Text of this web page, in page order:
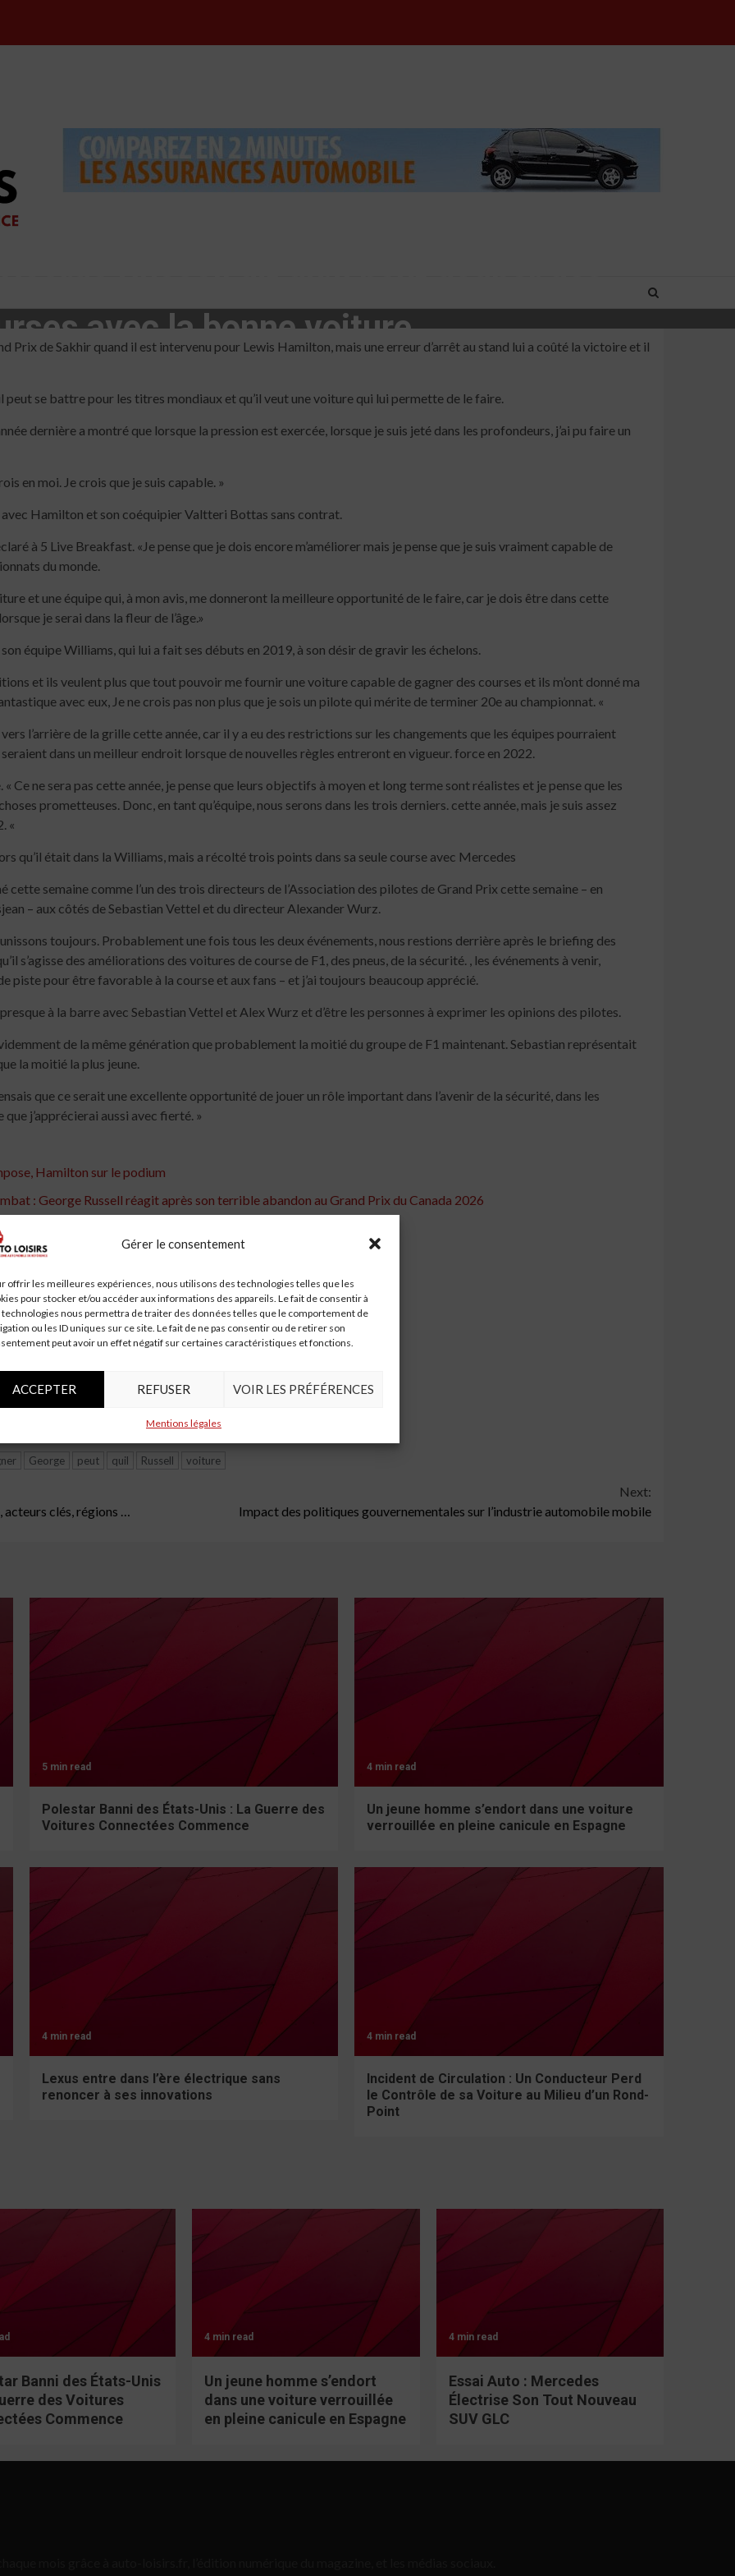
Gérer le consentement
offrir les meilleures expériences, nous utilisons des technologies telles que les
pour stocker et/ou accéder aux informations des appareils. Le fait de consentir à
technologies nous permettra de traiter des données telles que le comportement de
ou les ID uniques sur ce site. Le fait de ne pas consentir ou de retirer son
peut avoir un effet négatif sur certaines caractéristiques et fonctions.
ACCEPTER REFUSER VOIR LES PRÉFÉRENCES
Mentions légales
avec la bonne voiture
Prix de Sakhir quand il est intervenu pour Lewis Hamilton, mais une erreur d’arrêt au stand lui a coûté la victoire et il
peut se battre pour les titres mondiaux et qu’il veut une voiture qui lui permette de le faire.
dernière a montré que lorsque la pression est exercée, lorsque je suis jeté dans les profondeurs, j’ai pu faire un
en moi. Je crois que je suis capable. »
Hamilton et son coéquipier Valtteri Bottas sans contrat.
à 5 Live Breakfast. «Je pense que je dois encore m’améliorer mais je pense que je suis vraiment capable de
du monde.
et une équipe qui, à mon avis, me donneront la meilleure opportunité de le faire, car je dois être dans cette
je serai dans la fleur de l’âge.»
son équipe Williams, qui lui a fait ses débuts en 2019, à son désir de gravir les échelons.
et ils veulent plus que tout pouvoir me fournir une voiture capable de gagner des courses et ils m’ont donné ma
avec eux, Je ne crois pas non plus que je sois un pilote qui mérite de terminer 20e au championnat. «
l’arrière de la grille cette année, car il y a eu des restrictions sur les changements que les équipes pourraient
dans un meilleur endroit lorsque de nouvelles règles entreront en vigueur. force en 2022.
Ce ne sera pas cette année, je pense que leurs objectifs à moyen et long terme sont réalistes et je pense que les
prometteuses. Donc, en tant qu’équipe, nous serons dans les trois derniers. cette année, mais je suis assez
«
qu’il était dans la Williams, mais a récolté trois points dans sa seule course avec Mercedes
cette semaine comme l’un des trois directeurs de l’Association des pilotes de Grand Prix cette semaine – en
– aux côtés de Sebastian Vettel et du directeur Alexander Wurz.
toujours. Probablement une fois tous les deux événements, nous restions derrière après le briefing des
s’agisse des améliorations des voitures de course de F1, des pneus, de la sécurité. , les événements à venir,
pour être favorable à la course et aux fans – et j’ai toujours beaucoup apprécié.
à la barre avec Sebastian Vettel et Alex Wurz et d’être les personnes à exprimer les opinions des pilotes.
de la même génération que probablement la moitié du groupe de F1 maintenant. Sebastian représentait
la moitié la plus jeune.
que ce serait une excellente opportunité de jouer un rôle important dans l’avenir de la sécurité, dans les
j’apprécierai aussi avec fierté. »
Hamilton sur le podium
: George Russell réagit après son terrible abandon au Grand Prix du Canada 2026
est en pleine forme"
de Russell est entré dans la "meilleure voiture sèche" de l'équipe
le Ton
Qualifications
sa demande de voiture noire pour la saison 2022 | F1 ...
de sa Voiture en F1 2025
menace de Ferrari
- Révélations de George Russell
George peut quil Russell voiture
clés, régions …
Next:
Impact des politiques gouvernementales sur l’industrie automobile mobile
5 min read
Polestar Banni des États-Unis : La Guerre des
Voitures Connectées Commence
4 min read
Un jeune homme s’endort dans une voiture
verrouillée en pleine canicule en Espagne
4 min read
Lexus entre dans l’ère électrique sans
renoncer à ses innovations
4 min read
Incident de Circulation : Un Conducteur Perd
le Contrôle de sa Voiture au Milieu d’un Rond-
Point
Banni des États-Unis
des Voitures
Commence
4 min read
Un jeune homme s’endort
dans une voiture verrouillée
en pleine canicule en Espagne
4 min read
Essai Auto : Mercedes
Électrise Son Tout Nouveau
SUV GLC